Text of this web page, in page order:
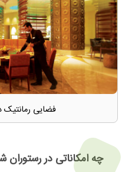
فضایی رمانتیک
چه امکاناتی در